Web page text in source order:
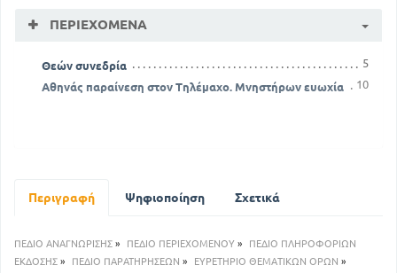
ΠΕΡΙΕΧΌΜΕΝΑ
Θεών συνεδρία
5
Αθηνάς παραίνεση στον Τηλέμαχο. Μνηστήρων ευωχία
10
Περιγραφή Ψηφιοποίηση Σχετικά
ΠΕΔΙΟ ΑΝΑΓΝΩΡΙΣΗΣ » ΠΕΔΙΟ ΠΕΡΙΕΧΟΜΕΝΟΥ »
ΠΕΔΙΟ ΠΛΗΡΟΦΟΡΙΩΝ
ΕΚΔΟΣΗΣ » ΠΕΔΙΟ ΠΑΡΑΤΗΡΗΣΕΩΝ » ΕΥΡΕΤΗΡΙΟ ΘΕΜΑΤΙΚΩΝ ΟΡΩΝ »